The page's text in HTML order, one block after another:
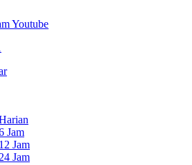
Youtube
Jam
Jam
Jam